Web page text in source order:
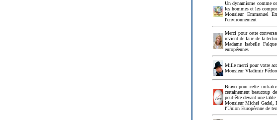
Un dynamisme comme
les hommes et les
Monsieur Emmanuel
l'environnement
Merci pour cette
revient de faire de la
Madame Isabelle
européennes
Mille merci pour votre
Monsieur Vladimir
Bravo pour cette
certainement beaucoup
peut-être devant une
Monsieur Michel Gadal,
l'Union Européenne de